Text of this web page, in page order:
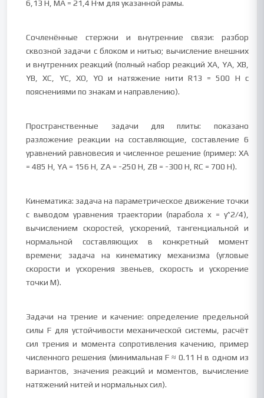
6,13 Н, MA = 21,4 Н·м для указанной рамы.
Сочленённые стержни и внутренние связи: разбор
сквозной задачи с блоком и нитью; вычисление внешних
и внутренних реакций (полный набор реакций XA, YA, XB,
YB, XC, YC, XO, YO и натяжение нити R13 = 500 Н с
пояснениями по знакам и направлению).
Пространственные задачи для плиты: показано
разложение реакции на составляющие, составление 6
уравнений равновесия и численное решение (пример: XA
= 485 Н, YA = 156 Н, ZA = -250 Н, ZB = -300 Н, RC = 700 Н).
Кинематика: задача на параметрическое движение точки
с выводом уравнения траектории (парабола x = y^2/4),
вычислением скоростей, ускорений, тангенциальной и
нормальной составляющих в конкретный момент
времени; задача на кинематику механизма (угловые
скорости и ускорения звеньев, скорость и ускорение
точки М).
Задачи на трение и качение: определение предельной
силы F для устойчивости механической системы, расчёт
сил трения и момента сопротивления качению, пример
численного решения (минимальная F ≈ 0.11 Н в одном из
вариантов, значения реакций и моментов, вычисление
натяжений нитей и нормальных сил).